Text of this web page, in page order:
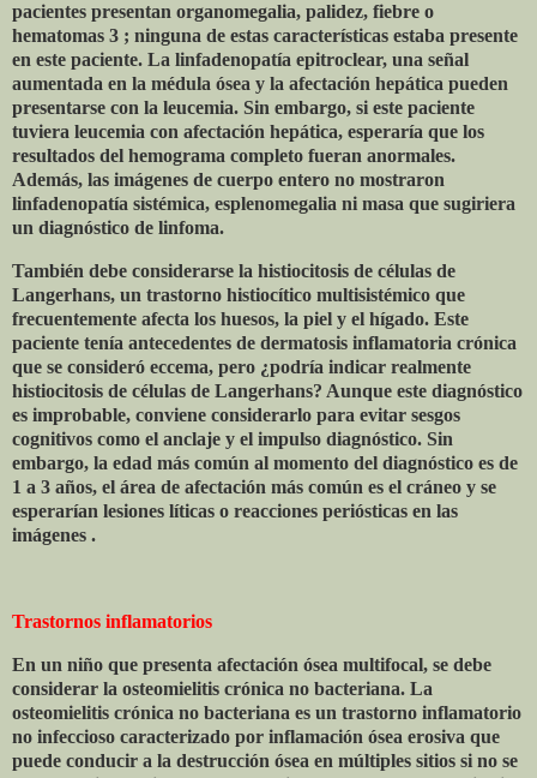
pacientes presentan organomegalia, palidez, fiebre o
hematomas 3 ; ninguna de estas características estaba presente
en este paciente. La linfadenopatía epitroclear, una señal
aumentada en la médula ósea y la afectación hepática pueden
presentarse con la leucemia. Sin embargo, si este paciente
tuviera leucemia con afectación hepática, esperaría que los
resultados del hemograma completo fueran anormales.
Además, las imágenes de cuerpo entero no mostraron
linfadenopatía sistémica, esplenomegalia ni masa que sugiriera
un diagnóstico de linfoma.
También debe considerarse la histiocitosis de células de
Langerhans, un trastorno histiocítico multisistémico que
frecuentemente afecta los huesos, la piel y el hígado. Este
paciente tenía antecedentes de dermatosis inflamatoria crónica
que se consideró eccema, pero ¿podría indicar realmente
histiocitosis de células de Langerhans? Aunque este diagnóstico
es improbable, conviene considerarlo para evitar sesgos
cognitivos como el anclaje y el impulso diagnóstico. Sin
embargo, la edad más común al momento del diagnóstico es de
1 a 3 años, el área de afectación más común es el cráneo y se
esperarían lesiones líticas o reacciones periósticas en las
imágenes .
Trastornos inflamatorios
En un niño que presenta afectación ósea multifocal, se debe
considerar la osteomielitis crónica no bacteriana. La
osteomielitis crónica no bacteriana es un trastorno inflamatorio
no infeccioso caracterizado por inflamación ósea erosiva que
puede conducir a la destrucción ósea en múltiples sitios si no se